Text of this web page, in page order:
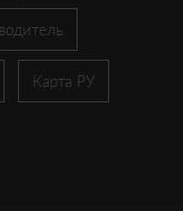
Карта РУ